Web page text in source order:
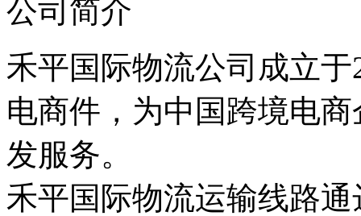
公司简介
禾平国际物流公司成立
电商件，为中国跨境电
发服务。
禾平国际物流运输线路